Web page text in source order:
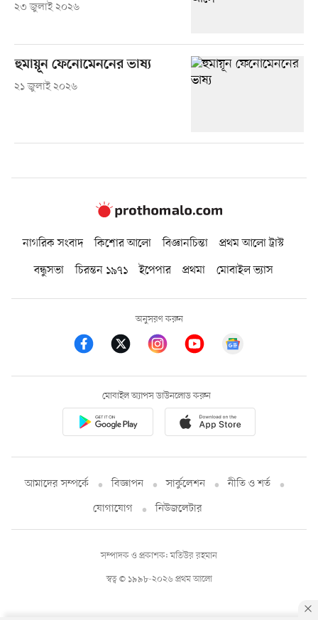
২৩ জুলাই ২০২৬
হুমায়ূন ফেনোমেননের ভাষ্য
২১ জুলাই ২০২৬
নাগরিক সংবাদ কিশোর আলো বিজ্ঞানচিন্তা
প্রথম আলো ট্রাস্ট
বন্ধুসভা
চিরন্তন ১৯৭১ ইপেপার প্রথমা মোবাইল ভ্যাস
অনুসরণ করুন
মোবাইল অ্যাপস ডাউনলোড করুন
আমাদের সম্পর্কে বিজ্ঞাপন সার্কুলেশন
নীতি ও শর্ত
যোগাযোগ
নিউজলেটার
স্বত্ব © ১৯৯৮-২০২৬ প্রথম আলো
সম্পাদক ও প্রকাশক: মতিউর রহমান